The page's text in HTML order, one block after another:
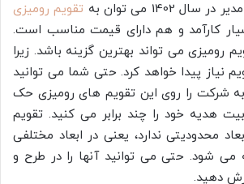
1402 می توان به
تقویم رومیزی
کارآمد و هم دارای قیمت مناسب است.
رومیزی می تواند بهترین گزینه باشد. زیرا
نیاز پیدا خواهد کرد. حتی شما می توانید
به شرکت را روی این تقویم های رومیزی حک
هدیه خود را چند برابر می کنید. تقویم
محدودیتی ندارد، یعنی در ابعاد مختلفی
می شود. حتی می توانید آنها را در طرح و
دهید.